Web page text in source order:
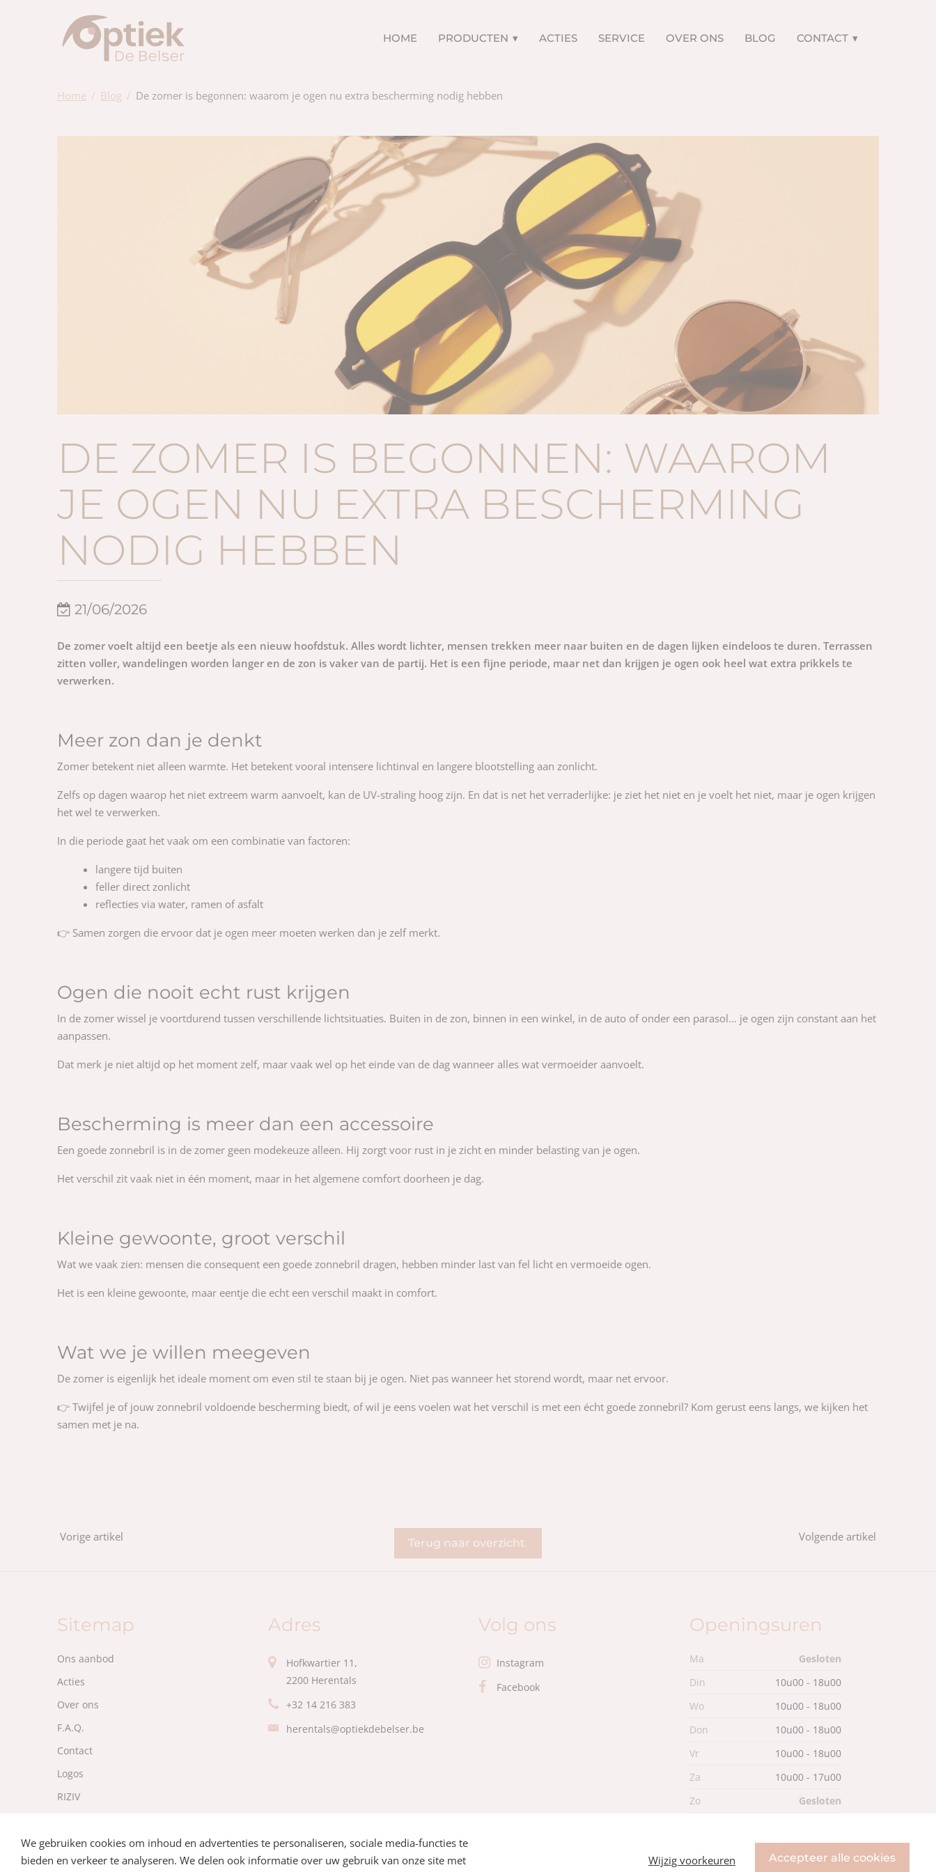
HOME PRODUCTEN ACTIES SERVICE OVER ONS BLOG CONTACT
Home Blog De zomer is begonnen: waarom je ogen nu extra bescherming nodig hebben
DE ZOMER IS BEGONNEN: WAAROM
JE OGEN NU EXTRA BESCHERMING
NODIG HEBBEN
21/06/2026
De zomer voelt altijd een beetje als een nieuw hoofdstuk. Alles wordt lichter, mensen trekken meer naar buiten en de dagen lijken eindeloos te duren. Terrassen
zitten voller, wandelingen worden langer en de zon is vaker van de partij. Het is een fijne periode, maar net dan krijgen je ogen ook heel wat extra prikkels te
verwerken.
Meer zon dan je denkt
Zomer betekent niet alleen warmte. Het betekent vooral intensere lichtinval en langere blootstelling aan zonlicht.
Zelfs op dagen waarop het niet extreem warm aanvoelt, kan de UV-straling hoog zijn. En dat is net het verraderlijke: je ziet het niet en je voelt het niet, maar je ogen krijgen
het wel te verwerken.
In die periode gaat het vaak om een combinatie van factoren:
langere tijd buiten
feller direct zonlicht
reflecties via water, ramen of asfalt
👉 Samen zorgen die ervoor dat je ogen meer moeten werken dan je zelf merkt.
Ogen die nooit echt rust krijgen
In de zomer wissel je voortdurend tussen verschillende lichtsituaties. Buiten in de zon, binnen in een winkel, in de auto of onder een parasol… je ogen zijn constant aan het
aanpassen.
Dat merk je niet altijd op het moment zelf, maar vaak wel op het einde van de dag wanneer alles wat vermoeider aanvoelt.
Bescherming is meer dan een accessoire
Een goede zonnebril is in de zomer geen modekeuze alleen. Hij zorgt voor rust in je zicht en minder belasting van je ogen.
Het verschil zit vaak niet in één moment, maar in het algemene comfort doorheen je dag.
Kleine gewoonte, groot verschil
Wat we vaak zien: mensen die consequent een goede zonnebril dragen, hebben minder last van fel licht en vermoeide ogen.
Het is een kleine gewoonte, maar eentje die echt een verschil maakt in comfort.
Wat we je willen meegeven
De zomer is eigenlijk het ideale moment om even stil te staan bij je ogen. Niet pas wanneer het storend wordt, maar net ervoor.
👉 Twijfel je of jouw zonnebril voldoende bescherming biedt, of wil je eens voelen wat het verschil is met een écht goede zonnebril? Kom gerust eens langs, we kijken het
samen met je na.
Vorige artikel Volgende artikel
Terug naar overzicht
Sitemap
Ons aanbod
Acties
Over ons
F.A.Q.
Contact
Logos
RIZIV
Adres
Hofkwartier 11,
2200 Herentals
+32 14 216 383
herentals@optiekdebelser.be
Volg ons
Instagram
Facebook
Openingsuren
Ma
Gesloten
Din
10u00 - 18u00
Wo
10u00 - 18u00
Don
10u00 - 18u00
Vr
10u00 - 18u00
Za
10u00 - 17u00
Zo
Gesloten
We gebruiken cookies om inhoud en advertenties te personaliseren, sociale media-functies te
bieden en verkeer te analyseren. We delen ook informatie over uw gebruik van onze site met
Wijzig voorkeuren Accepteer alle cookies